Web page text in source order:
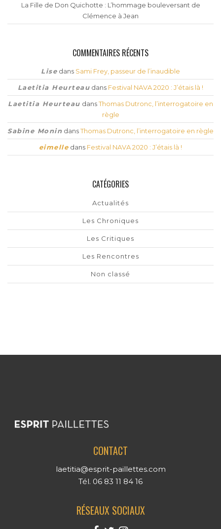
La Fille de Don Quichotte : L’hommage bouleversant de
Clémence à Jean
COMMENTAIRES RÉCENTS
Lise dans Sami Frey, passeur de l’inaudible
Laetitia Heurteau dans Festival NAVA 2020 : J’étais là !
Laetitia Heurteau dansThomas Dutronc, l’interrogatoire en
règle
Sabine Monin dansThomas Dutronc, l’interrogatoire en règle
eimelle dans Festival NAVA 2020 : J’étais là !
CATÉGORIES
Actualités
Les Chroniques
Les Critiques
Les Rencontres
Non classé
CONTACT
laetitia@esprit-paillettes.com
Tél. 06 83 11 84 16
RÉSEAUX SOCIAUX